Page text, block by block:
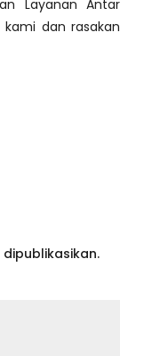
Layanan Antar
kami dan rasakan